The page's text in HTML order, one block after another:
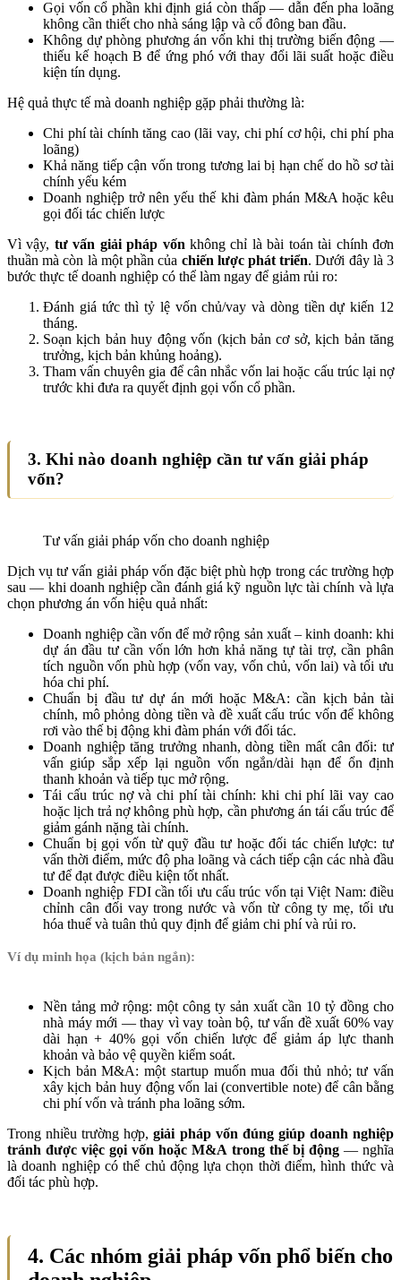
Gọi vốn cổ phần khi định giá còn thấp — dẫn đến pha loãng
không cần thiết cho nhà sáng lập và cổ đông ban đầu.
Không dự phòng phương án vốn khi thị trường biến động —
thiếu kế hoạch B để ứng phó với thay đổi lãi suất hoặc điều
kiện tín dụng.
Hệ quả thực tế mà doanh nghiệp gặp phải thường là:
Chi phí tài chính tăng cao (lãi vay, chi phí cơ hội, chi phí pha
loãng)
Khả năng tiếp cận vốn trong tương lai bị hạn chế do hồ sơ tài
chính yếu kém
Doanh nghiệp trở nên yếu thế khi đàm phán M&A hoặc kêu
gọi đối tác chiến lược
Vì vậy, tư vấn giải pháp vốn không chỉ là bài toán tài chính đơn
thuần mà còn là một phần của chiến lược phát triển. Dưới đây là 3
bước thực tế doanh nghiệp có thể làm ngay để giảm rủi ro:
Đánh giá tức thì tỷ lệ vốn chủ/vay và dòng tiền dự kiến 12
tháng.
Soạn kịch bản huy động vốn (kịch bản cơ sở, kịch bản tăng
trưởng, kịch bản khủng hoảng).
Tham vấn chuyên gia để cân nhắc vốn lai hoặc cấu trúc lại nợ
trước khi đưa ra quyết định gọi vốn cổ phần.
3. Khi nào doanh nghiệp cần tư vấn giải pháp
vốn?
Tư vấn giải pháp vốn cho doanh nghiệp
Dịch vụ tư vấn giải pháp vốn đặc biệt phù hợp trong các trường hợp
sau — khi doanh nghiệp cần đánh giá kỹ nguồn lực tài chính và lựa
chọn phương án vốn hiệu quả nhất:
Doanh nghiệp cần vốn để mở rộng sản xuất – kinh doanh: khi
dự án đầu tư cần vốn lớn hơn khả năng tự tài trợ, cần phân
tích nguồn vốn phù hợp (vốn vay, vốn chủ, vốn lai) và tối ưu
hóa chi phí.
Chuẩn bị đầu tư dự án mới hoặc M&A: cần kịch bản tài
chính, mô phỏng dòng tiền và đề xuất cấu trúc vốn để không
rơi vào thế bị động khi đàm phán với đối tác.
Doanh nghiệp tăng trưởng nhanh, dòng tiền mất cân đối: tư
vấn giúp sắp xếp lại nguồn vốn ngắn/dài hạn để ổn định
thanh khoản và tiếp tục mở rộng.
Tái cấu trúc nợ và chi phí tài chính: khi chi phí lãi vay cao
hoặc lịch trả nợ không phù hợp, cần phương án tái cấu trúc để
giảm gánh nặng tài chính.
Chuẩn bị gọi vốn từ quỹ đầu tư hoặc đối tác chiến lược: tư
vấn thời điểm, mức độ pha loãng và cách tiếp cận các nhà đầu
tư để đạt được điều kiện tốt nhất.
Doanh nghiệp FDI cần tối ưu cấu trúc vốn tại Việt Nam: điều
chỉnh cân đối vay trong nước và vốn từ công ty mẹ, tối ưu
hóa thuế và tuân thủ quy định để giảm chi phí và rủi ro.
Ví dụ minh họa (kịch bản ngắn):
Nền tảng mở rộng: một công ty sản xuất cần 10 tỷ đồng cho
nhà máy mới — thay vì vay toàn bộ, tư vấn đề xuất 60% vay
dài hạn + 40% gọi vốn chiến lược để giảm áp lực thanh
khoản và bảo vệ quyền kiểm soát.
Kịch bản M&A: một startup muốn mua đối thủ nhỏ; tư vấn
xây kịch bản huy động vốn lai (convertible note) để cân bằng
chi phí vốn và tránh pha loãng sớm.
Trong nhiều trường hợp,giải pháp vốn đúng giúp doanh nghiệp
tránh được việc gọi vốn hoặc M&A trong thế bị động— nghĩa
là doanh nghiệp có thể chủ động lựa chọn thời điểm, hình thức và
đối tác phù hợp.
4. Các nhóm giải pháp vốn phổ biến cho